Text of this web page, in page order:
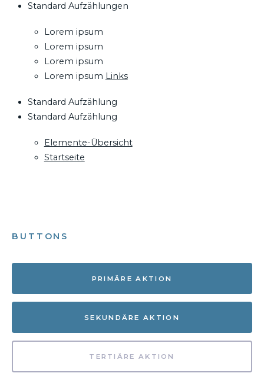
Standard Aufzählungen
Lorem ipsum
Lorem ipsum
Lorem ipsum
Lorem ipsum Links
Standard Aufzählung
Standard Aufzählung
Elemente-Übersicht
Startseite
BUTTONS
PRIMÄRE AKTION
SEKUNDÄRE AKTION
TERTIÄRE AKTION